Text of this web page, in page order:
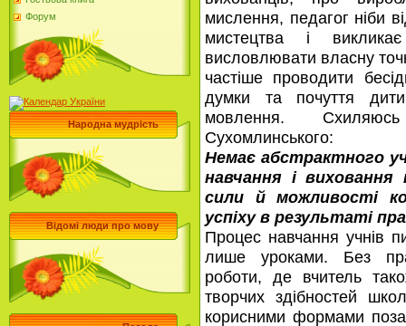
Форум
Народна мудрість
Відомі люди про мову
мислення, педагог ніби
мистецтва і
висловлювати власну
частіше проводити
думки та почуття
мовлення.
Сухомлинського:
Немає абстрактного
навчання і
сили й можливості
успіху в
Процес навчання учнів
лише уроками. Без
роботи, де вчитель
творчих здібностей
корисними формами